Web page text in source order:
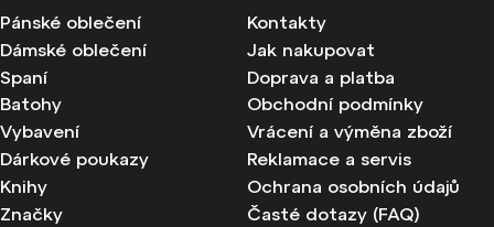
Pánské oblečení
Dámské oblečení
Spaní
Batohy
Vybavení
Dárkové poukazy
Knihy
Značky
Kontakty
Jak nakupovat
Doprava a platba
Obchodní podmínky
Vrácení a výměna zboží
Reklamace a servis
Ochrana osobních údajů
Časté dotazy (FAQ)